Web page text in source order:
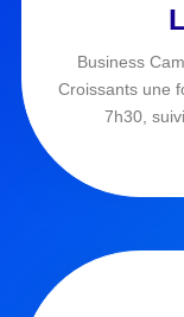
Business
Croissants une
7h30,